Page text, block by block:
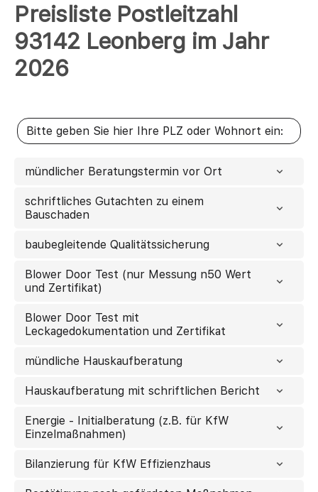
Preisliste Postleitzahl
93142 Leonberg im Jahr
2026
mündlicher Beratungstermin vor Ort
schriftliches Gutachten zu einem
Bauschaden
baubegleitende Qualitätssicherung
Blower Door Test (nur Messung n50 Wert
und Zertifikat)
Blower Door Test mit
Leckagedokumentation und Zertifikat
mündliche Hauskaufberatung
Hauskaufberatung mit schriftlichen Bericht
Energie - Initialberatung (z.B. für KfW
Einzelmaßnahmen)
Bilanzierung für KfW Effizienzhaus